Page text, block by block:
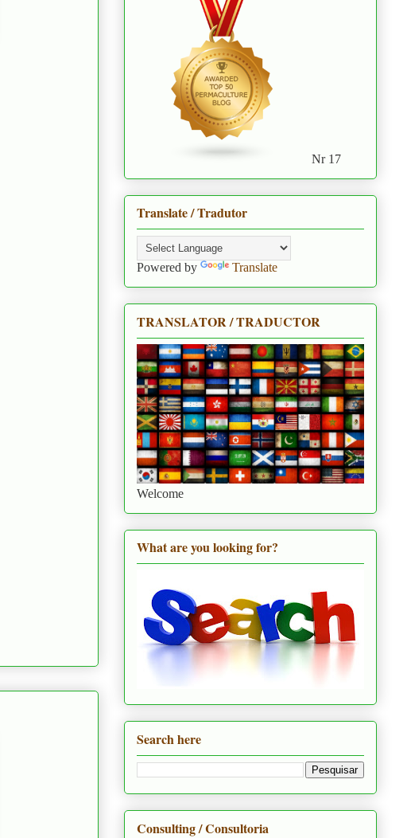
Nr 17
Translate / Tradutor
Powered by Translate
TRANSLATOR / TRADUCTOR
Welcome
What are you looking for?
Search here
Consulting / Consultoria